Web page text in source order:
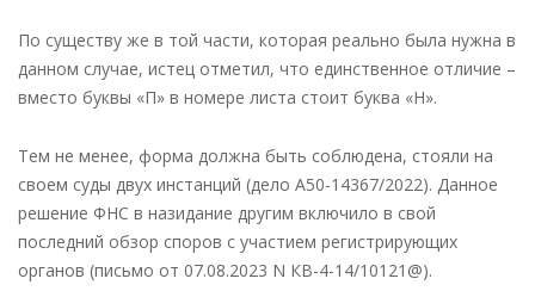
По существу же в той части, которая реально была нужна в
данном случае, истец отметил, что единственное отличие –
вместо буквы «П» в номере листа стоит буква «Н».
Тем не менее, форма должна быть соблюдена, стояли на
своем суды двух инстанций (дело А50-14367/2022). Данное
решение ФНС в назидание другим включило в свой
последний обзор споров с участием регистрирующих
органов (письмо от 07.08.2023 N КВ-4-14/10121@).